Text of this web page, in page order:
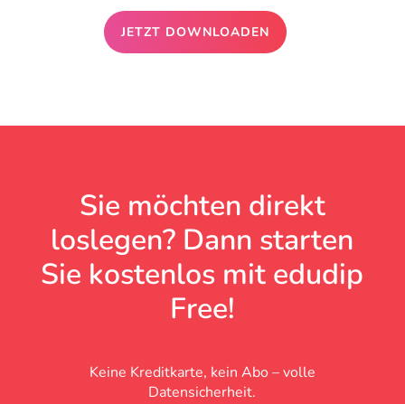
JETZT DOWNLOADEN
Sie möchten direkt
loslegen? Dann starten
Sie kostenlos mit edudip
Free!
Keine Kreditkarte, kein Abo – volle
Datensicherheit.